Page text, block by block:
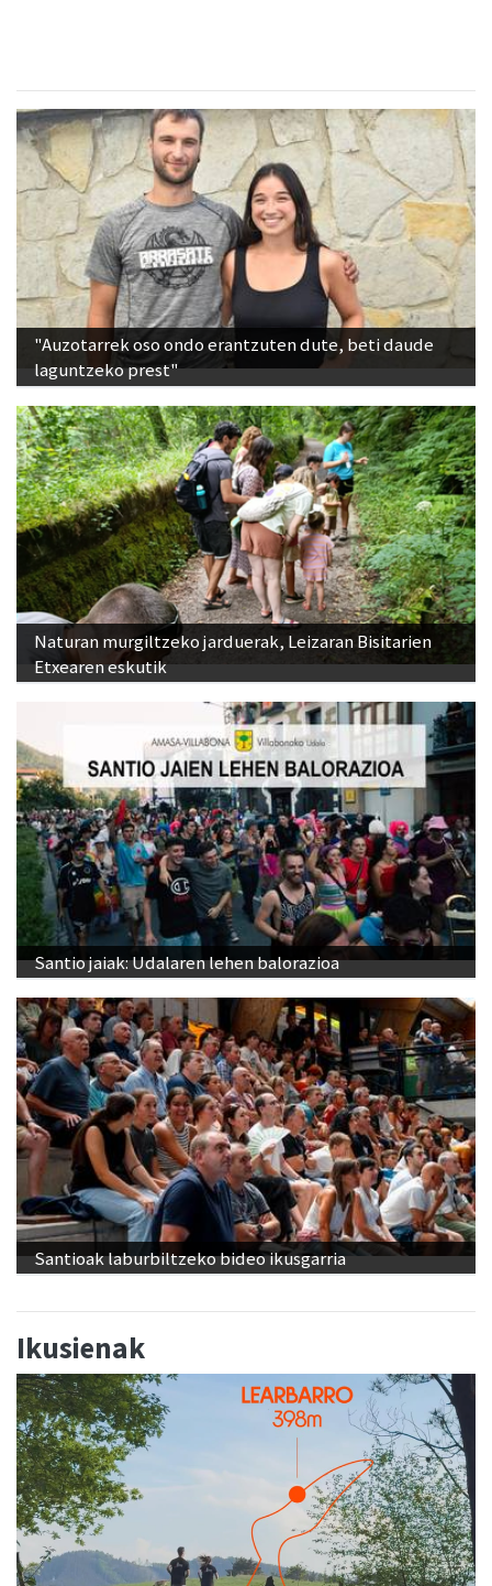
"Auzotarrek oso ondo erantzuten dute, beti daude
laguntzeko prest"
Naturan murgiltzeko jarduerak, Leizaran Bisitarien
Etxearen eskutik
Santio jaiak: Udalaren lehen balorazioa
Santioak laburbiltzeko bideo ikusgarria
Ikusienak